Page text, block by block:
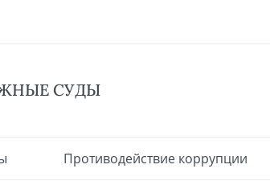
СУДЫ
Противодействие коррупции